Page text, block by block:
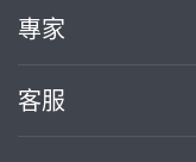
專家
客服